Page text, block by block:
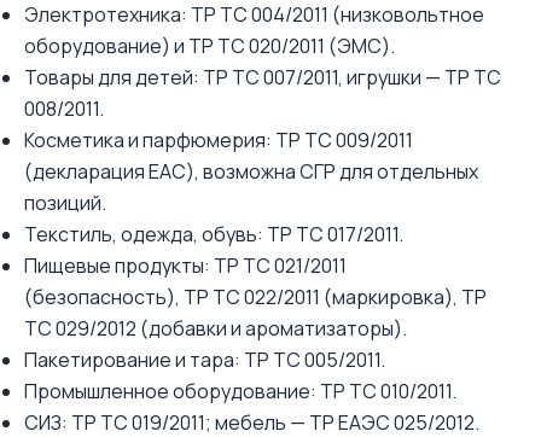
Электротехника: ТР ТС 004/2011 (низковольтное
оборудование) и ТР ТС 020/2011 (ЭМС).
Товары для детей: ТР ТС 007/2011, игрушки — ТР ТС
008/2011.
Косметика и парфюмерия: ТР ТС 009/2011
(декларация EAC), возможна СГР для отдельных
позиций.
Текстиль, одежда, обувь: ТР ТС 017/2011.
Пищевые продукты: ТР ТС 021/2011
(безопасность), ТР ТС 022/2011 (маркировка), ТР
ТС 029/2012 (добавки и ароматизаторы).
Пакетирование и тара: ТР ТС 005/2011.
Промышленное оборудование: ТР ТС 010/2011.
СИЗ: ТР ТС 019/2011; мебель — ТР ЕАЭС 025/2012.